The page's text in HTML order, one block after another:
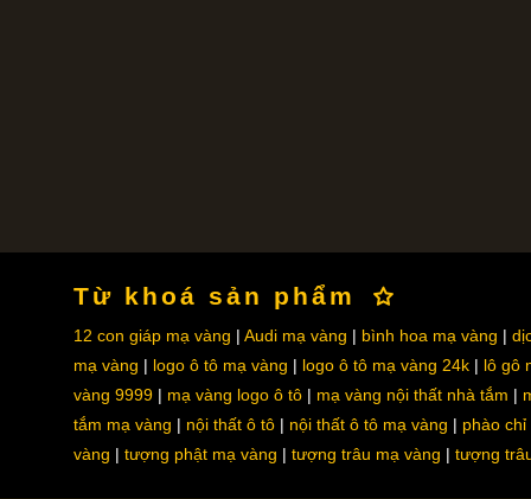
Từ khoá sản phẩm
12 con giáp mạ vàng Audi mạ vàng bình hoa mạ vàng
mạ vàng
logo ô tô mạ vàng logo ô tô mạ vàng 24k
lô gô
vàng 9999
mạ vàng logo ô tô mạ vàng nội thất nhà tắm
tắm mạ vàng
nội thất ô tô nội thất ô tô mạ vàng
phào chỉ
vàng
tượng phật mạ vàng tượng trâu mạ vàng tượng